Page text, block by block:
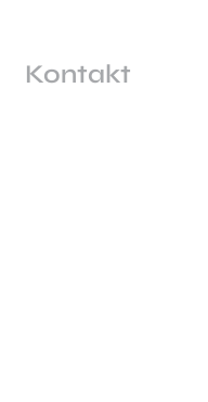
Kontakt